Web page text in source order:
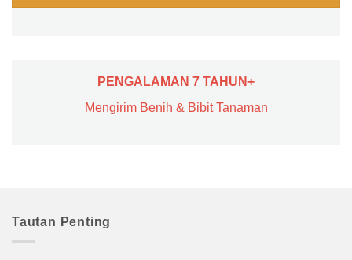
PENGALAMAN 7 TAHUN+
Mengirim Benih & Bibit Tanaman
Tautan Penting